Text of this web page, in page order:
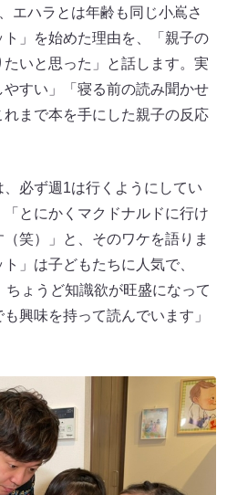
エハラとは年齢も同じ小嶌さ
」を始めた理由を、「親子の
いと思った」と話します。実
すい」「寝る前の読み聞かせ
まで本を手にした親子の反応
必ず週1は行くようにしてい
とにかくマクドナルドに行け
笑）」と、そのワケを語りま
」は子どもたちに人気で、
ちょうど知識欲が旺盛になって
興味を持って読んでいます」